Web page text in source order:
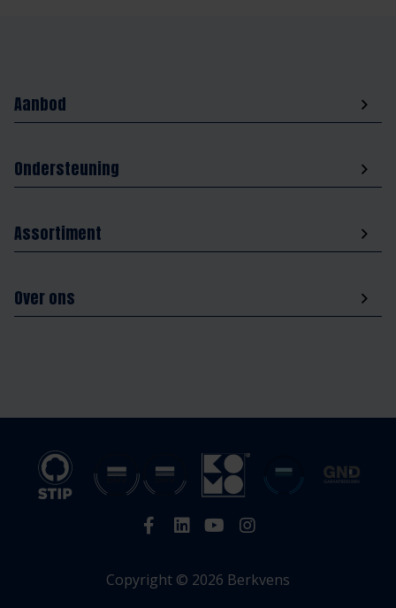
Aanbod
Ondersteuning
Assortiment
Over ons
Copyright © 2026 Berkvens